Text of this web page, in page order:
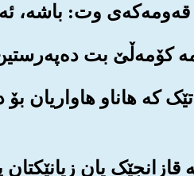
کاتێک که هاناو